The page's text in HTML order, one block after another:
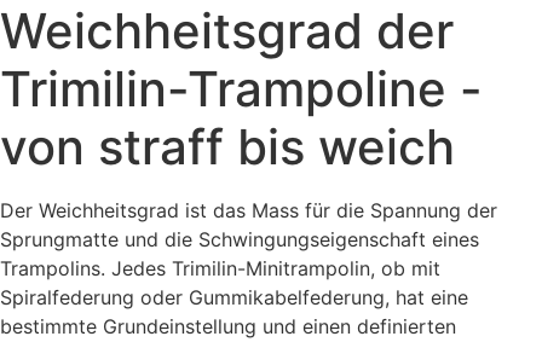
Weichheitsgrad der
Trimilin-Trampoline -
von straff bis weich
Der Weichheitsgrad ist das Mass für die Spannung der
Sprungmatte und die Schwingungseigenschaft eines
Trampolins. Jedes Trimilin-Minitrampolin, ob mit
Spiralfederung oder Gummikabelfederung, hat eine
bestimmte Grundeinstellung und einen definierten